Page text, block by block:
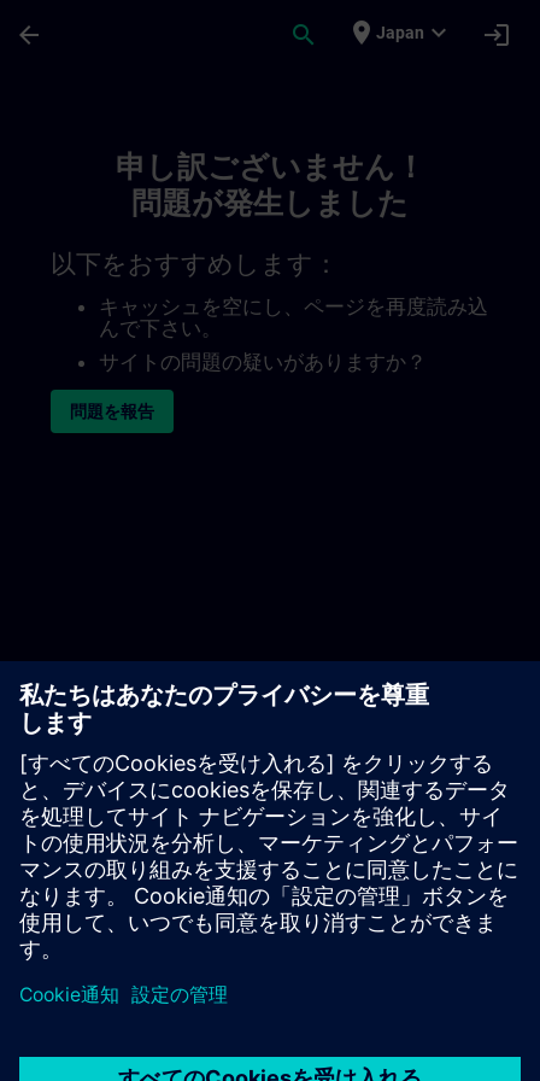
arrow_back search place Japan expand_more login
申し訳ございません！
問題が発生しました
以下をおすすめします：
キャッシュを空にし、ページを再度読み込
んで下さい。
サイトの問題の疑いがありますか？
問題を報告